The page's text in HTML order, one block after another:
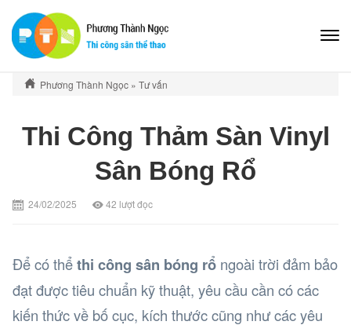
Phương Thành Ngọc » Tư vấn
Thi Công Thảm Sàn Vinyl
Sân Bóng Rổ
24/02/2025 42 lượt đọc
Để có thểthi công sân bóng rổ ngoài trời đảm bảo
đạt được tiêu chuẩn kỹ thuật, yêu cầu cần có các
kiến thức về bố cục, kích thước cũng như các yêu